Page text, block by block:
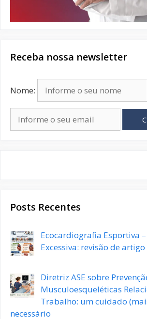
Receba nossa newsletter
Nome:
Posts Recentes
Ecocardiografia Esportiva
Excessiva: revisão de artigo
Diretriz ASE sobre
Musculoesqueléticas
Trabalho: um cuidado
necessário